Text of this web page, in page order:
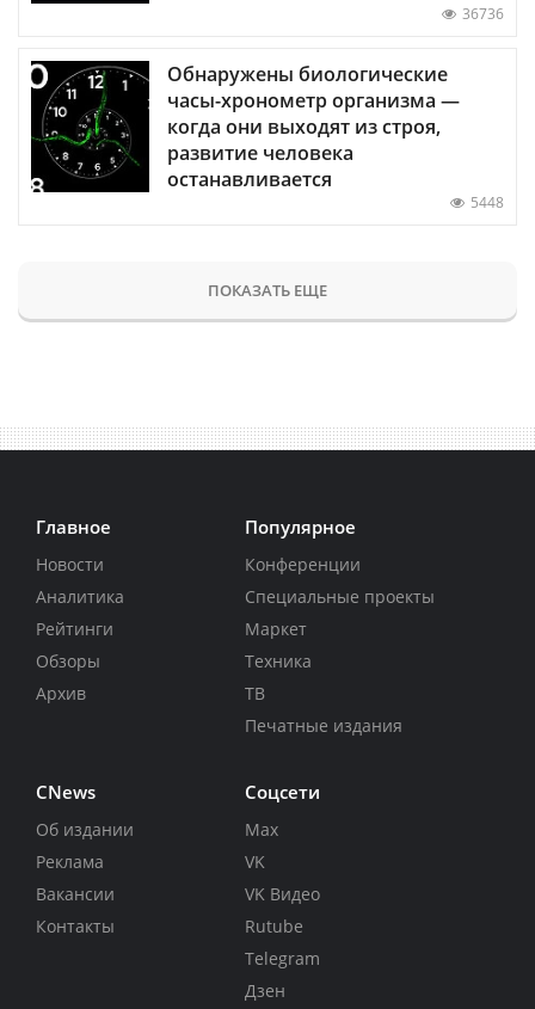
36736
Обнаружены биологические
часы-хронометр организма —
когда они выходят из строя,
развитие человека
останавливается
5448
ПОКАЗАТЬ ЕЩЕ
Главное
Новости
Аналитика
Рейтинги
Обзоры
Архив
Популярное
Конференции
Специальные проекты
Маркет
Техника
ТВ
Печатные издания
CNews
Об издании
Реклама
Вакансии
Контакты
Соцсети
Max
VK
VK Видео
Rutube
Telegram
Дзен